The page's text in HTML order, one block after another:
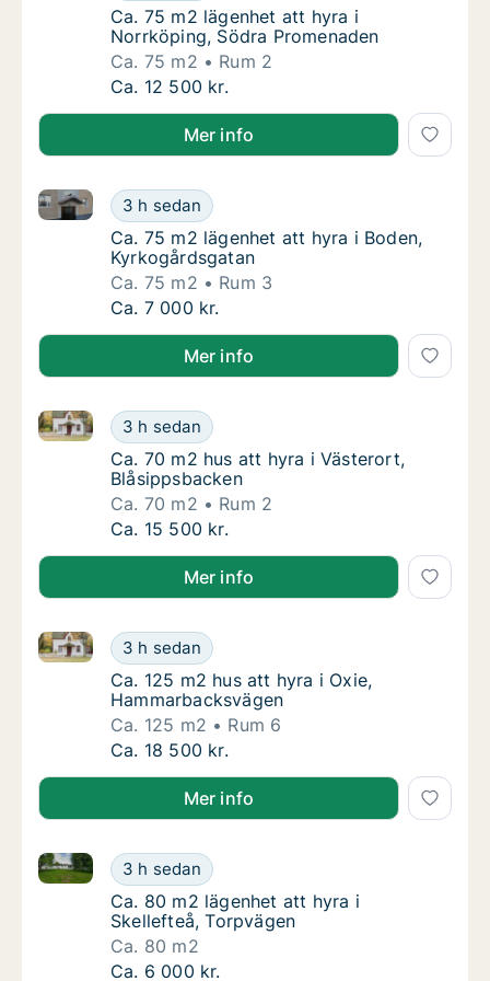
Ca. 75 m2 lägenhet att hyra i Norrköping,
Ca. 75 m2 lägenhet att hyra i
Norrköping, Södra Promenaden
Ca. 75 m2
Rum 2
Ca. 75 m2 lägenhet att hyra i Norrköping,
Ca. 12 500 kr.
Mer info
Ca. 75 m2 lägenhet att hyra i Boden,
3 h sedan
Ca. 75 m2 lägenhet att hyra i Boden,
Ca. 75 m2 lägenhet att hyra i Boden,
Ca. 75 m2 lägenhet att hyra i Boden,
Kyrkogårdsgatan
Ca. 75 m2
Rum 3
Ca. 75 m2 lägenhet att hyra i Boden,
Ca. 7 000 kr.
Mer info
Ca. 70 m2 hus att hyra i Västerort,
3 h sedan
Ca. 70 m2 hus att hyra i Västerort, Blåsippsbacken
Ca. 70 m2 hus att hyra i Västerort,
Ca. 70 m2 hus att hyra i Västerort,
Blåsippsbacken
Ca. 70 m2
Rum 2
Ca. 70 m2 hus att hyra i Västerort,
Ca. 15 500 kr.
Mer info
Ca. 125 m2 hus att hyra i Oxie,
3 h sedan
Ca. 125 m2 hus att hyra i Oxie, Hammarbacksvägen
Ca. 125 m2 hus att hyra i Oxie,
Ca. 125 m2 hus att hyra i Oxie,
Hammarbacksvägen
Ca. 125 m2
Rum 6
Ca. 125 m2 hus att hyra i Oxie,
Ca. 18 500 kr.
Mer info
Ca. 80 m2 lägenhet att hyra i Skellefteå,
3 h sedan
Ca. 80 m2 lägenhet att hyra i Skellefteå, Torpvägen
Ca. 80 m2 lägenhet att hyra i Skellefteå,
Ca. 80 m2 lägenhet att hyra i
Skellefteå, Torpvägen
Ca. 80 m2
Ca. 80 m2 lägenhet att hyra i Skellefteå,
Ca. 6 000 kr.